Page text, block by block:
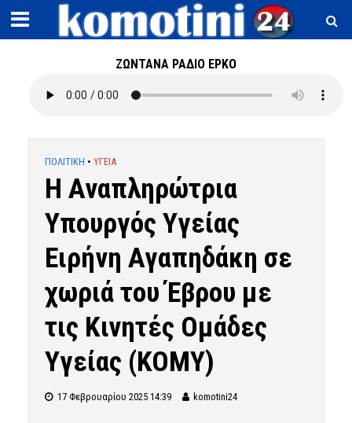
ΖΩΝΤΑΝΑ ΡΑΔΙΟ ΕΡΚΟ
ΠΟΛΙΤΙΚΗ • ΥΓΕΙΑ
Η Αναπληρώτρια
Υπουργός Υγείας
Ειρήνη Αγαπηδάκη σε
χωριά του Έβρου με
τις Κινητές Ομάδες
Υγείας (ΚΟΜΥ)
17 Φεβρουαρίου 2025 14:39 komotini24